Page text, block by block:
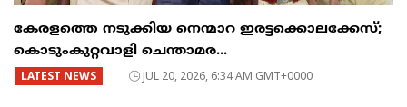
കേരളത്തെ നടുക്കിയ നെന്മാറ ഇരട്ടക്കൊലക്കേസ്;
കൊടുംകുറ്റവാളി ചെന്താമര...
LATEST NEWS JUL 20, 2026, 6:34 AM GMT+0000